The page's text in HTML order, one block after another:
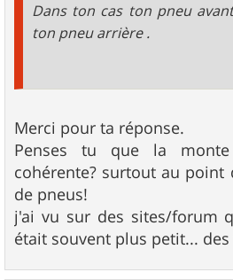
Dans ton cas ton pneu
ton pneu arrière .
Merci pour ta réponse.
Penses tu que la
cohérente? surtout au point
de pneus!
j'ai vu sur des sites/forum
était souvent plus petit...